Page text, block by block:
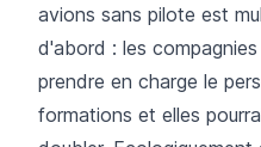
avions sans pilote est
d'abord : les
prendre en charge le
formations et elles